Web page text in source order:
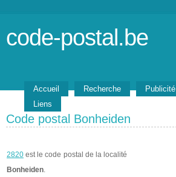
code-postal.be
Accueil Recherche Publicité
Liens
Code postal Bonheiden
2820 est le code postal de la localité
Bonheiden.